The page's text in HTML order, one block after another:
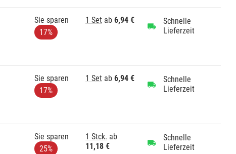
Sie sparen
17%
1 Set ab 6,94 €
Schnelle
Lieferzeit
Sie sparen
17%
1 Set ab 6,94 €
Schnelle
Lieferzeit
Sie sparen
25%
1 Stck. ab
11,18 €
Schnelle
Lieferzeit